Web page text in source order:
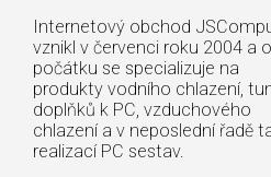
Internetový obchod
vznikl v červenci roku 2004 a
počátku se specializuje na
produkty vodního chlazení,
doplňků k PC, vzduchového
chlazení a v neposlední řadě
realizací PC sestav.